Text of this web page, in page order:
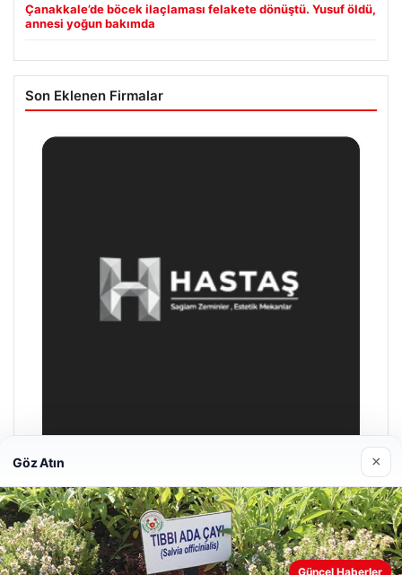
Çanakkale’de böcek ilaçlaması felakete dönüştü. Yusuf öldü,
annesi yoğun bakımda
Son Eklenen Firmalar
Prenses Night Club
Nisan 29, 2026
Göz Atın ×
Güncel Haberler